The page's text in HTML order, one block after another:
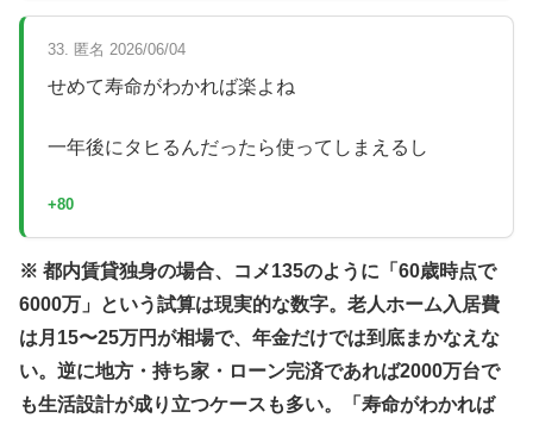
33. 匿名 2026/06/04
せめて寿命がわかれば楽よね
一年後にタヒるんだったら使ってしまえるし
+80
※ 都内賃貸独身の場合、コメ135のように「60歳時点で
6000万」という試算は現実的な数字。老人ホーム入居費
は月15〜25万円が相場で、年金だけでは到底まかなえな
い。逆に地方・持ち家・ローン完済であれば2000万台で
も生活設計が成り立つケースも多い。「寿命がわかれば